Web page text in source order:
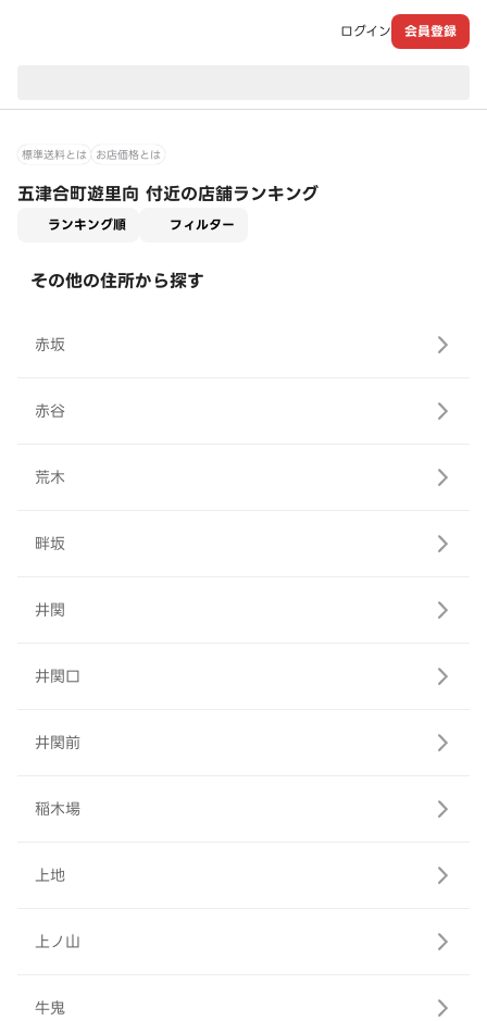
ログイン 会員登録
標準送料とは お店価格とは
五津合町遊里向 付近の店舗ランキング
ランキング順 フィルター
その他の住所から探す
赤坂
赤谷
荒木
畔坂
井関
井関口
井関前
稲木場
上地
上ノ山
牛鬼